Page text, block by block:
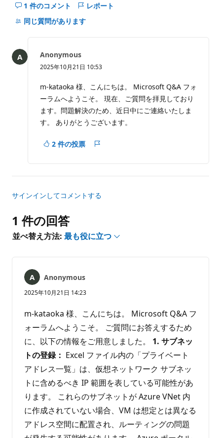
1 件のコメント
こ
の
コ
ン
非
表
示
す
レポート
同じ質問があります
Anonymous
2025年10月21日 10:53
m-kataoka 様、こんにちは。 Microsoft Q&A フォ
ーラムへようこそ。 現在、ご質問を拝見しており
ます。問題解決のため、近日中にご連絡いたしま
す。 ありがとうございます。
2 件の投票
ト
サインインしてコメントする
1 件の回答
並べ替え方法: 最も役に立つ
Anonymous
2025年10月21日 14:23
m-kataoka 様、こんにちは。 Microsoft Q&A フ
ォーラムへようこそ。 ご質問にお答えするため
に、以下の情報をご用意しました。 1. サブネッ
トの登録： Excel ファイル内の「プライベート
アドレス一覧」は、仮想ネットワーク サブネッ
トに含めるべき IP 範囲を表している可能性があ
ります。 これらのサブネットが Azure VNet 内
に作成されていない場合、VM は想定とは異なる
アドレス空間に配置され、ルーティングの問題